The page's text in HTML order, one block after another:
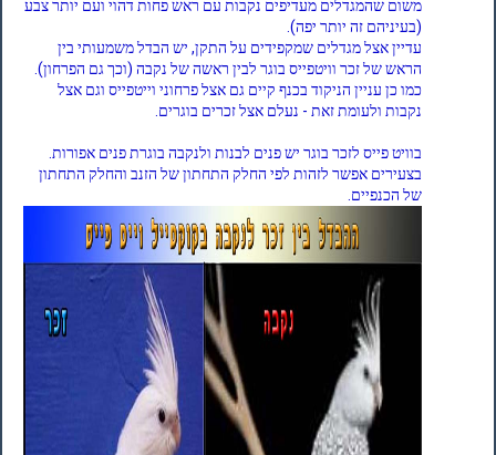
משום שהמגדלים מעדיפים נקבות עם ראש פחות דהוי ועם יותר צבע
(בעיניהם זה יותר יפה).
עדיין אצל מגדלים שמקפידים על התקן, יש הבדל משמעותי בין
הראש של זכר וויטפייס בוגר לבין ראשה של נקבה (וכך גם הפרחון).
כמו כן עניין הניקוד בכנף קיים גם אצל פרחוני וייטפייס וגם אצל
נקבות ולעומת זאת - נעלם אצל זכרים בוגרים.
בוויט פייס לזכר בוגר יש פנים לבנות ולנקבה בוגרת פנים אפורות.
בצעירים אפשר לזהות לפי החלק התחתון של הזנב והחלק התחתון
של הכנפיים.